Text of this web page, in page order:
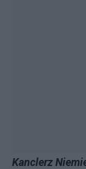
Kanclerz